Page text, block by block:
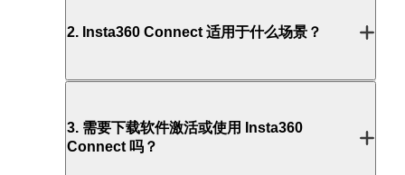
2. Insta360 Connect 适用于什么场景？
3. 需要下载软件激活或使用 Insta360
Connect 吗？